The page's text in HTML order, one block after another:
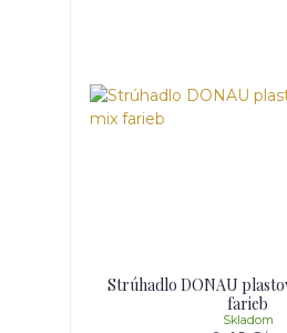
Strúhadlo DONAU
farieb
Skladom